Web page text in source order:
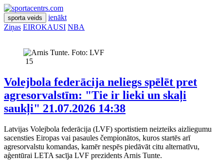
sporta veids
ienākt
Ziņas EIROKAUSI NBA
15
Volejbola federācija neliegs spēlēt pret
agresorvalstīm: "Tie ir lieki un skaļi
saukļi" 21.07.2026 14:38
Latvijas Volejbola federācija (LVF) sportistiem neizteiks aizliegumu
sacensties Eiropas vai pasaules čempionātos, kuros startēs arī
agresorvalstu komandas, kamēr nespēs piedāvāt citu alternatīvu,
aģentūrai LETA sacīja LVF prezidents Arnis Tunte.